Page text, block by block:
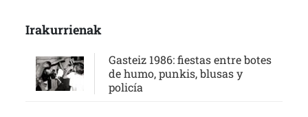
Irakurrienak
Gasteiz 1986: fiestas entre botes
de humo, punkis, blusas y
policía